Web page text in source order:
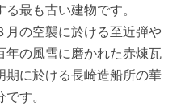
最も古い建物です。
月の空襲に於ける至近弾や
年の風雪に磨かれた赤煉瓦
期に於ける長崎造船所の華
す。